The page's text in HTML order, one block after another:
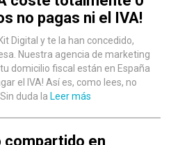
no pagas ni el IVA!
Digital y te la han concedido,
Nuestra agencia de marketing
domicilio fiscal están en España
el IVA! Así es, como lees, no
duda la Leer más
compartido en